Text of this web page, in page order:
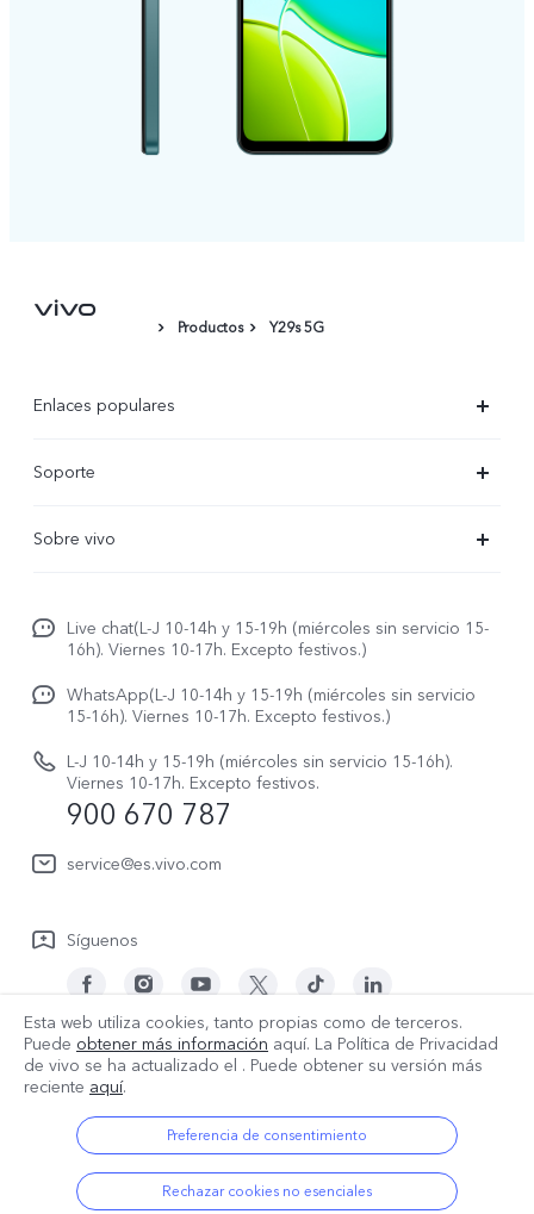
Productos Y29s 5G
Enlaces populares
X300
V70 5G
V70 FE
Y31 5G
Soporte
Autenticación de IMEI
Gestión de reparaciones
Manual de usuario
Actualización de sistema
Actualizar registro
Instrucciones de Garantía
Sobre vivo
Netiqueta vivo
Avisos legales
Acerca de nosotros
Sostenibilidad
Centro de privacidad de vivo
Live chat(L-J 10-14h y 15-19h (miércoles sin servicio 15-
16h). Viernes 10-17h. Excepto festivos.)
WhatsApp(L-J 10-14h y 15-19h (miércoles sin servicio
15-16h). Viernes 10-17h. Excepto festivos.)
L-J 10-14h y 15-19h (miércoles sin servicio 15-16h).
Viernes 10-17h. Excepto festivos.
900 670 787
service@es.vivo.com
Síguenos
España | Seleccione país/región
reservados.
Esta web utiliza cookies, tanto propias como de terceros.
Puede obtener más información aquí. La Política de Privacidad
de vivo se ha actualizado el . Puede obtener su versión más
reciente aquí.
Preferencia de consentimiento
Rechazar cookies no esenciales